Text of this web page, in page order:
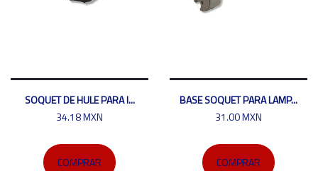
SOQUET DE HULE PARA I...
34.18 MXN
COMPRAR
BASE SOQUET PARA LAMP...
31.00 MXN
COMPRAR